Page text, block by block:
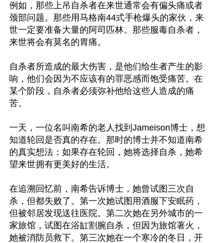
例如，那些上吊自杀者在来世通常会有偏头痛或者
颈部问题。那些用马格南44式手枪爆头的家伙，来
世一定要准备大量的阿司匹林。那些服毒自杀者，
来世将会有莫名的胃痛。
自杀者所造成的最大伤害，是他们给生者产生的影
响，他们会因为不应该有的罪恶感而饱受痛苦。在
某个阶段，自杀者必须弥补他给这些人造成的痛
苦。
一天，一位名叫南希的老人找到Jameison博士，想
知道轮回是否真的存在。那时的博士并不知道南希
的真实想法：如果存在轮回，她将选择自杀，她希
望来世拥有更美好的生活。
在追溯回忆前，南希告诉博士，她曾试图三次自
杀，但都失败了。第一次她试图用酒服下安眠药，
但被邻居发现送往医院。第二次她在另外城市的一
家旅馆，试图在浴缸割腕自杀，但因为旅馆著火，
她被消防员救下。第三次她在一个寒冷的冬日，开